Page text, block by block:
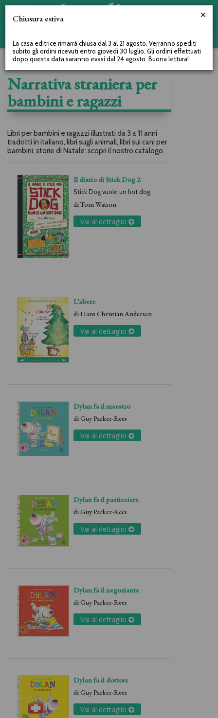
Narrativa straniera per
bambini e ragazzi
Libri per bambini e ragazzi illustrati da 3 a 11 anni
tradotti in italiano, libri sugli animali, libri sui cani per
bambini, storie di Natale: scopri il nostro catalogo.
Il diario di Stick Dog 2
Stick Dog vuole un hot dog
diTom Watson
Vai al dettaglio
L’abete
diHans Christian Andersen
Vai al dettaglio
Dylan fa il maestro
diGuy Parker-Rees
Vai al dettaglio
Dylan fa il pasticciere
diGuy Parker-Rees
Vai al dettaglio
Dylan fa il negoziante
diGuy Parker-Rees
Vai al dettaglio
Dylan fa il dottore
diGuy Parker-Rees
Vai al dettaglio
Chiusura estiva
La casa editrice rimarrà chiusa dal 3 al 21 agosto. Verranno spediti
subito gli ordini ricevuti entro giovedì 30 luglio. Gli ordini effettuati
dopo questa data saranno evasi dal 24 agosto. Buona lettura!